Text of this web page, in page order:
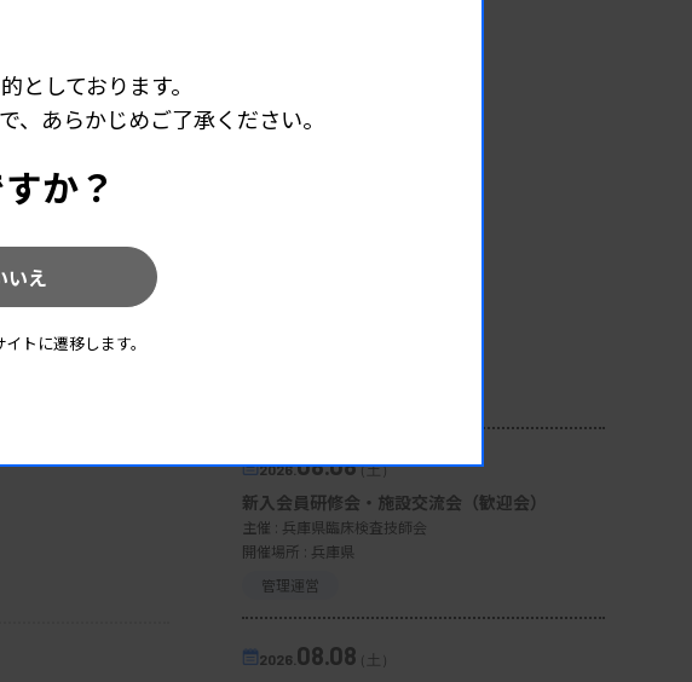
2026.08.08（土）
新入会員研修会・施設交流会（歓迎会）
主催 : 兵庫県臨床検査技師会
開催場所 : 兵庫県
管理運営
2026. 08.08（土）
としております。
あらかじめご了承ください。
か？
いえ
トに遷移します。